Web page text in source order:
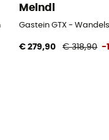
Meindl
Gastein GTX -
€ 279,90 € 318,90 -